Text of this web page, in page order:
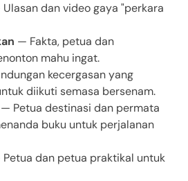
dan video gaya "perkara
— Fakta, petua dan
mahu ingat.
kecergasan yang
diikuti semasa bersenam.
— Petua destinasi dan permata
buku untuk perjalanan
dan petua praktikal untuk